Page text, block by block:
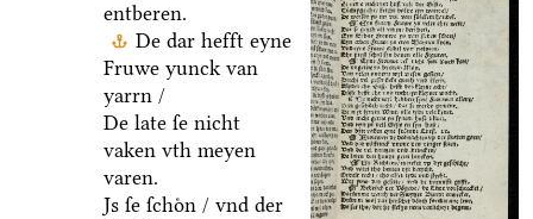
entberen.
De dar hefft eyne
Fruwe yunck van
yarrn /
De late ſe nicht
vaken vth meyen
varen.
Js ſe ſchoͤn / vnd der